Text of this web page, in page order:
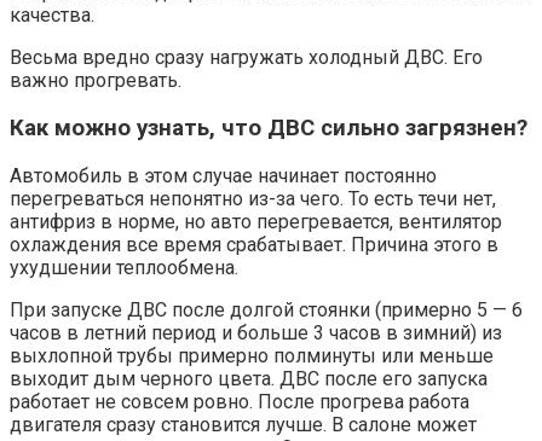
качества.
Весьма вредно сразу нагружать холодный ДВС. Его
важно прогревать.
Как можно узнать, что ДВС сильно загрязнен?
Автомобиль в этом случае начинает постоянно
перегреваться непонятно из-за чего. То есть течи нет,
антифриз в норме, но авто перегревается, вентилятор
охлаждения все время срабатывает. Причина этого в
ухудшении теплообмена.
При запуске ДВС после долгой стоянки (примерно 5 — 6
часов в летний период и больше 3 часов в зимний) из
выхлопной трубы примерно полминуты или меньше
выходит дым черного цвета. ДВС после его запуска
работает не совсем ровно. После прогрева работа
двигателя сразу становится лучше. В салоне может